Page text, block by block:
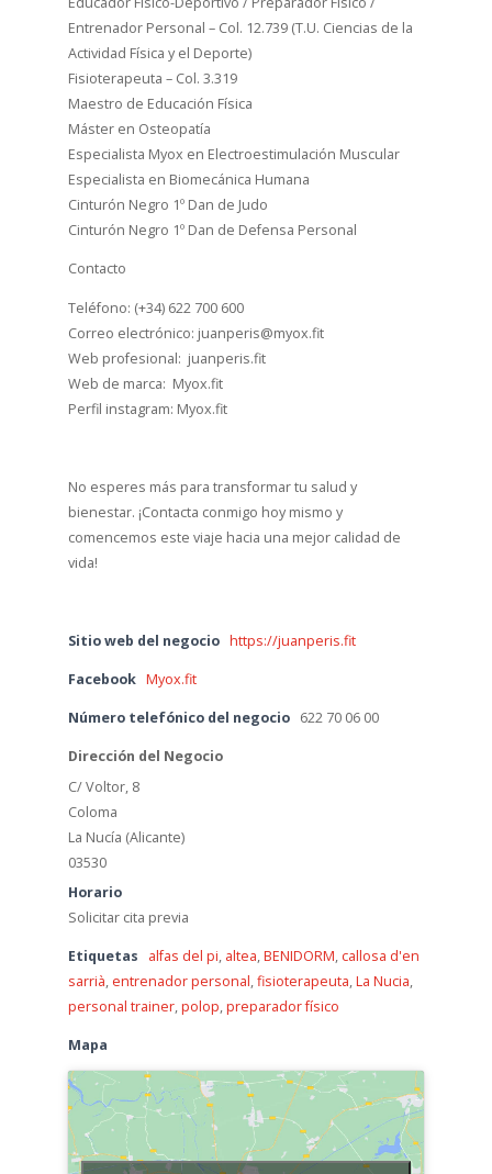
Entrenador Personal – Col. 12.739 (T.U. Ciencias de la
Actividad Física y el Deporte)
Fisioterapeuta – Col. 3.319
Maestro de Educación Física
Máster en Osteopatía
Especialista Myox en Electroestimulación Muscular
Especialista en Biomecánica Humana
Cinturón Negro 1º Dan de Judo
Cinturón Negro 1º Dan de Defensa Personal
Contacto
Teléfono: (+34) 622 700 600
Correo electrónico: juanperis@myox.fit
Web profesional: juanperis.fit
Web de marca: Myox.fit
Perfil instagram: Myox.fit
No esperes más para transformar tu salud y
bienestar. ¡Contacta conmigo hoy mismo y
comencemos este viaje hacia una mejor calidad de
vida!
Sitio web del negocio https://juanperis.fit
Facebook Myox.fit
Número telefónico del negocio 622 70 06 00
Dirección del Negocio
C/ Voltor, 8
Coloma
La Nucía (Alicante)
03530
Horario
Solicitar cita previa
Etiquetas alfas del pi, altea,BENIDORM, callosa d'en
sarrià, entrenador personal,fisioterapeuta,La Nucia,
personal trainer,polop,preparador físico
Mapa